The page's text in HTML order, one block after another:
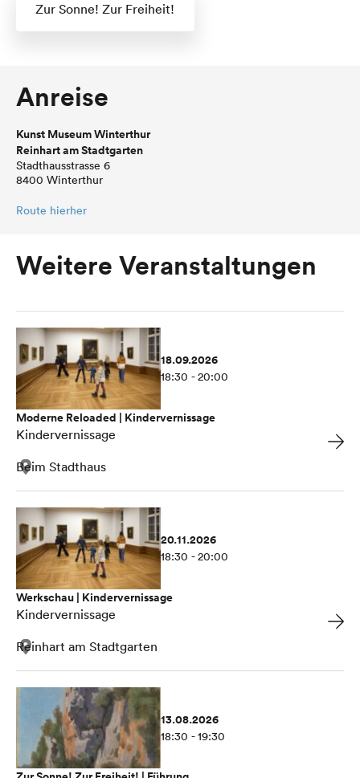
Zur Sonne! Zur Freiheit!
Anreise
Kunst Museum Winterthur
Reinhart am Stadtgarten
Stadthausstrasse 6
8400 Winterthur
Route hierher
Weitere Veranstaltungen
18.09.2026
18:30 - 20:00
Moderne Reloaded | Kindervernissage
Kindervernissage
Beim Stadthaus
20.11.2026
18:30 - 20:00
Werkschau | Kindervernissage
Kindervernissage
Reinhart am Stadtgarten
13.08.2026
18:30 - 19:30